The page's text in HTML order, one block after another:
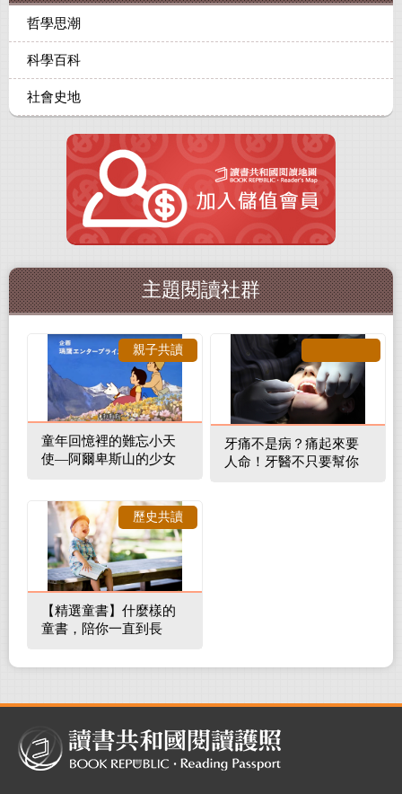
哲學思潮
科學百科
社會史地
主題閱讀社群
童年回憶裡的難忘小天
使—阿爾卑斯山的少女
親子共讀
牙痛不是病？痛起來要
人命！牙醫不只要幫你
【精選童書】什麼樣的
童書，陪你一直到長
歷史共讀